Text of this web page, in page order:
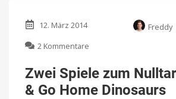
12. März 2014
Freddy
2 Kommentare
Spiele
zum
Nulltarif:
Zwei Spiele zum
& Go Home Dinosaurs